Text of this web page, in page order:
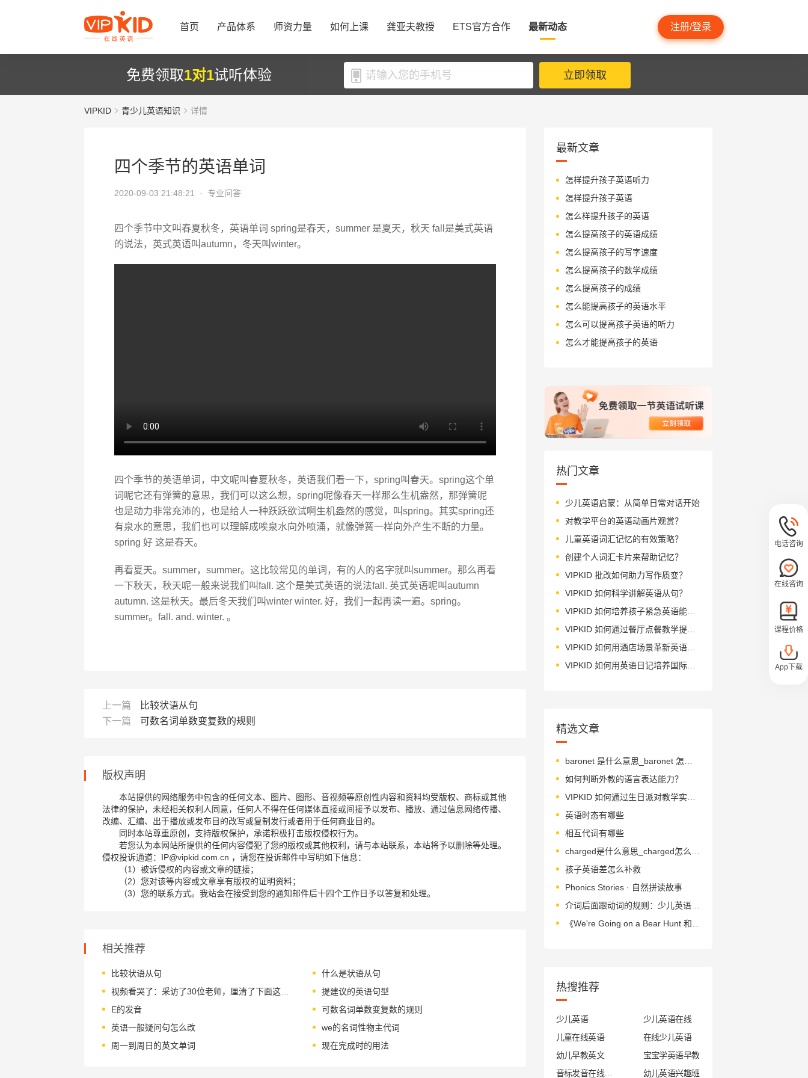
首页 产品体系 师资力量 如何上课 龚亚夫教授 ETS官方合作 最新动态 注册/登录
免费领取1对1试听体验 立即领取
VIPKID 青少儿英语知识 详情
四个季节的英语单词
2020-09-03 21:48:21 · 专业问答
四个季节中文叫春夏秋冬，英语单词 spring是春天，summer 是夏天，秋天 fall是美式英语
的说法，英式英语叫autumn，冬天叫winter。
四个季节的英语单词，中文呢叫春夏秋冬，英语我们看一下，spring叫春天。spring这个单
词呢它还有弹簧的意思，我们可以这么想，spring呢像春天一样那么生机盎然，那弹簧呢
也是动力非常充沛的，也是给人一种跃跃欲试啊生机盎然的感觉，叫spring。其实spring还
有泉水的意思，我们也可以理解成唉泉水向外喷涌，就像弹簧一样向外产生不断的力量。
spring 好 这是春天。
再看夏天。summer，summer。这比较常见的单词，有的人的名字就叫summer。那么再看
一下秋天，秋天呢一般来说我们叫fall. 这个是美式英语的说法fall. 英式英语呢叫autumn
autumn. 这是秋天。最后冬天我们叫winter winter. 好，我们一起再读一遍。spring。
summer。fall. and. winter. 。
上一篇
比较状语从句
下一篇
可数名词单数变复数的规则
版权声明
本站提供的网络服务中包含的任何文本、图片、图形、音视频等原创性内容和资料均受版权、商标或其他
法律的保护，未经相关权利人同意，任何人不得在任何媒体直接或间接予以发布、播放、通过信息网络传播、
改编、汇编、出于播放或发布目的改写或复制发行或者用于任何商业目的。
同时本站尊重原创，支持版权保护，承诺积极打击版权侵权行为。
若您认为本网站所提供的任何内容侵犯了您的版权或其他权利，请与本站联系，本站将予以删除等处理。
侵权投诉通道：IP@vipkid.com.cn ，请您在投诉邮件中写明如下信息：
（1）被诉侵权的内容或文章的链接；
（2）您对该等内容或文章享有版权的证明资料；
（3）您的联系方式。我站会在接受到您的通知邮件后十四个工作日予以答复和处理。
相关推荐
比较状语从句
什么是状语从句
视频看哭了：采访了30位老师，厘清了下面这些对老师的误解……
提建议的英语句型
E的发音
可数名词单数变复数的规则
英语一般疑问句怎么改
we的名词性物主代词
周一到周日的英文单词
现在完成时的用法
最新文章
怎样提升孩子英语听力
怎样提升孩子英语
怎么样提升孩子的英语
怎么提高孩子的英语成绩
怎么提高孩子的写字速度
怎么提高孩子的数学成绩
怎么提高孩子的成绩
怎么能提高孩子的英语水平
怎么可以提高孩子英语的听力
怎么才能提高孩子的英语
热门文章
少儿英语启蒙：从简单日常对话开始
对教学平台的英语动画片观赏？
儿童英语词汇记忆的有效策略？
创建个人词汇卡片来帮助记忆？
VIPKID 批改如何助力写作质变？
VIPKID 如何科学讲解英语从句？
VIPKID 如何培养孩子紧急英语能力？
VIPKID 如何通过餐厅点餐教学提升少儿英语应用能力？
VIPKID 如何用酒店场景革新英语教学？
VIPKID 如何用英语日记培养国际化人才？
精选文章
如何判断外教的语言表达能力？
英语时态有哪些
相互代词有哪些
孩子英语差怎么补救
Phonics Stories · 自然拼读故事
介词后面跟动词的规则：少儿英语必备知识
热搜推荐
少儿英语
少儿英语在线
儿童在线英语
在线少儿英语
幼儿早教英文
宝宝学英语早教
幼儿英语兴趣班
电话咨询
在线咨询
课程价格
App下载